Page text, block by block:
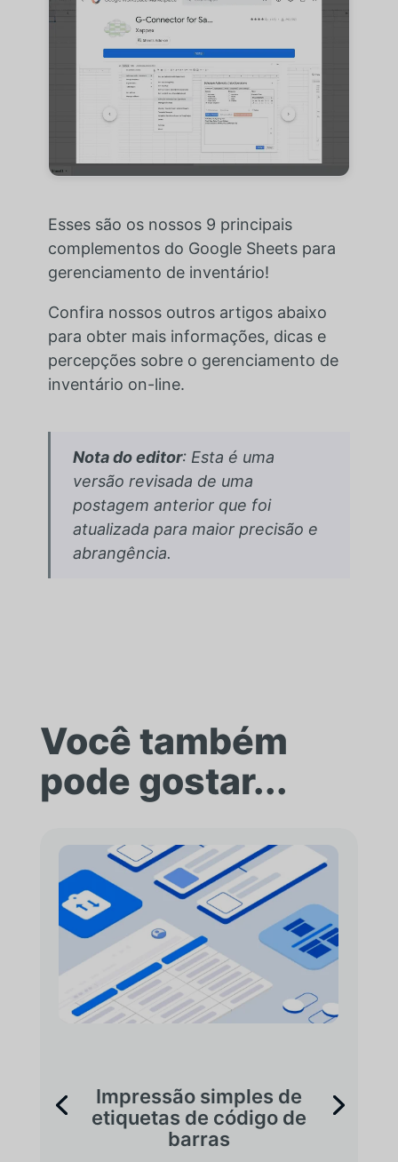
Esses são os nossos 9 principais
complementos do Google Sheets para
gerenciamento de inventário!
Confira nossos outros artigos abaixo
para obter mais informações, dicas e
percepções sobre o gerenciamento de
inventário on-line.
Nota do editor: Esta é uma
versão revisada de uma
postagem anterior que foi
atualizada para maior precisão e
abrangência.
Você também
pode gostar...
Impressão simples de
etiquetas de código de
barras